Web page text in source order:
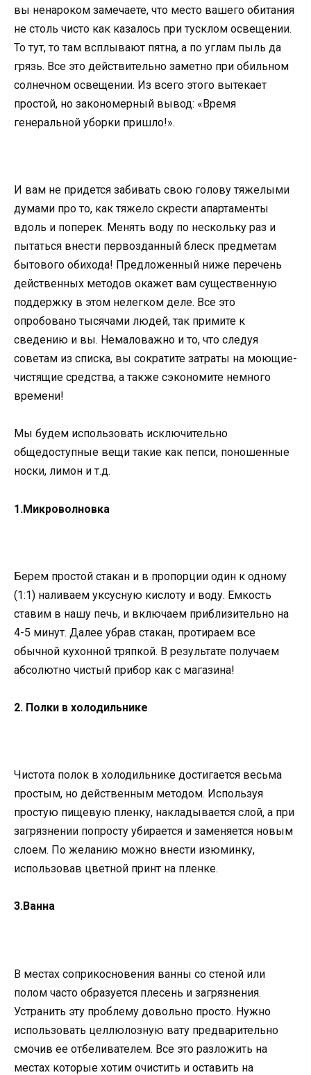
вы ненароком замечаете, что место вашего обитания
не столь чисто как казалось при тусклом освещении.
То тут, то там всплывают пятна, а по углам пыль да
грязь. Все это действительно заметно при обильном
солнечном освещении. Из всего этого вытекает
простой, но закономерный вывод: «Время
генеральной уборки пришло!».
И вам не придется забивать свою голову тяжелыми
думами про то, как тяжело скрести апартаменты
вдоль и поперек. Менять воду по нескольку раз и
пытаться внести первозданный блеск предметам
бытового обихода! Предложенный ниже перечень
действенных методов окажет вам существенную
поддержку в этом нелегком деле. Все это
опробовано тысячами людей, так примите к
сведению и вы. Немаловажно и то, что следуя
советам из списка, вы сократите затраты на моющие-
чистящие средства, а также сэкономите немного
времени!
Мы будем использовать исключительно
общедоступные вещи такие как пепси, поношенные
носки, лимон и т.д.
1.Микроволновка
Берем простой стакан и в пропорции один к одному
(1:1) наливаем уксусную кислоту и воду. Емкость
ставим в нашу печь, и включаем приблизительно на
4-5 минут. Далее убрав стакан, протираем все
обычной кухонной тряпкой. В результате получаем
абсолютно чистый прибор как с магазина!
2. Полки в холодильнике
Чистота полок в холодильнике достигается весьма
простым, но действенным методом. Используя
простую пищевую пленку, накладывается слой, а при
загрязнении попросту убирается и заменяется новым
слоем. По желанию можно внести изюминку,
использовав цветной принт на пленке.
3.Ванна
В местах соприкосновения ванны со стеной или
полом часто образуется плесень и загрязнения.
Устранить эту проблему довольно просто. Нужно
использовать целлюлозную вату предварительно
смочив ее отбеливателем. Все это разложить на
местах которые хотим очистить и оставить на